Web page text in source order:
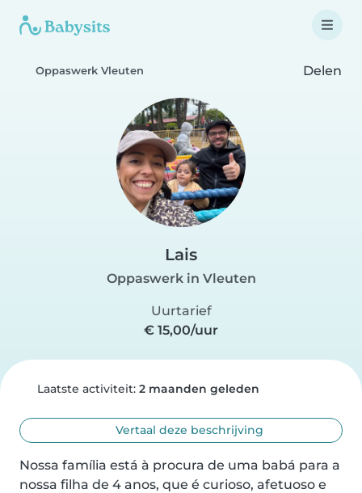
Oppaswerk Vleuten Delen
Lais
Oppaswerk in Vleuten
Uurtarief
€ 15,00/uur
Laatste activiteit: 2 maanden geleden
Vertaal deze beschrijving
Nossa família está à procura de uma babá para a
nossa filha de 4 anos, que é curioso, afetuoso e